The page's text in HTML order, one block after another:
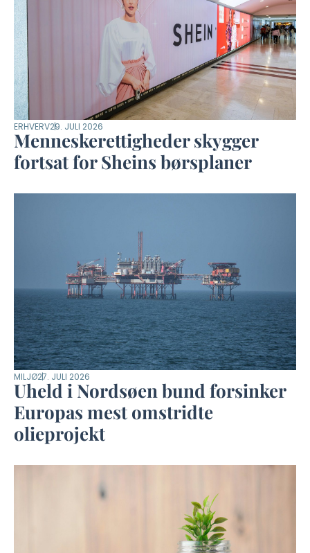
ERHVERV29. JULI 2026
Menneskerettigheder skygger
fortsat for Sheins børsplaner
MILJØ27. JULI 2026
Uheld i Nordsøen bund forsinker
Europas mest omstridte
olieprojekt